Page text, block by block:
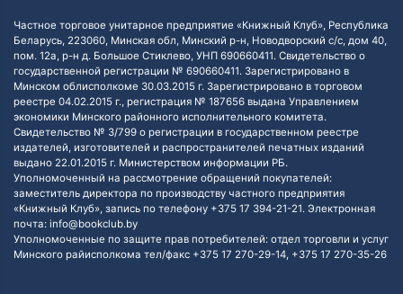
Частное торговое унитарное предприятие «Книжный Клуб», Республика
Беларусь, 223060, Минская обл, Минский р-н, Новодворский с/с, дом 40,
пом. 12а, р-н д. Большое Стиклево, УНП 690660411. Свидетельство о
государственной регистрации № 690660411. Зарегистрировано в
Минском облисполкоме 30.03.2015 г. Зарегистрировано в торговом
реестре 04.02.2015 г., регистрация № 187656 выдана Управлением
экономики Минского районного исполнительного комитета.
Свидетельство № 3/799 о регистрации в государственном реестре
издателей, изготовителей и распространителей печатных изданий
выдано 22.01.2015 г. Министерством информации РБ.
Уполномоченный на рассмотрение обращений покупателей:
заместитель директора по производству частного предприятия
«Книжный Клуб», запись по телефону +375 17 394-21-21. Электронная
почта: info@bookclub.by
Уполномоченные по защите прав потребителей: отдел торговли и услуг
Минского райисполкома тел/факс +375 17 270-29-14, +375 17 270-35-26